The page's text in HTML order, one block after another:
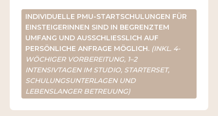
INDIVIDUELLE PMU-STARTSCHULUNGEN FÜR
EINSTEIGERINNEN SIND IN BEGRENZTEM
UMFANG UND AUSSCHLIESSLICH AUF P
ERSÖNLICHE ANFRAGE MÖGLICH. (INKL. 4-
WÖCHIGER VORBEREITUNG, 1–2
INTENSIVTAGEN IM STUDIO, STARTERSET,
SCHULUNGSUNTERLAGEN UND
LEBENSLANGER BETREUUNG)